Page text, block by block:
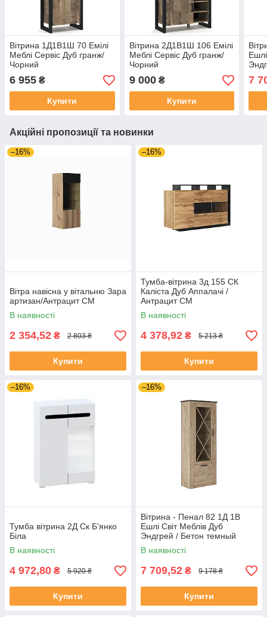
Вітрина 1Д1В1Ш 70 Емілі
Меблі Сервіс Дуб гранж/
Чорний
6 955 ₴
Купити
Вітрина 2Д1В1Ш 106 Емілі
Меблі Сервіс Дуб гранж/
Чорний
9 000₴
Купити
7
Акційні пропозиції та новинки
–16%
Вітра навісна у вітальню Зара
артизан/Антрацит СМ
В наявності
2 354,52 ₴ 2 803 ₴
Купити
–16%
Тумба-вітрина 3д 155 СК
Каліста Дуб Аппалачі /
Антрацит СМ
В наявності
4 378,92 ₴ 5 213 ₴
Купити
–16%
Тумба вітрина 2Д Ск Б'янко
Біла
В наявності
4 972,80 ₴ 5 920 ₴
Купити
–16%
Вітрина - Пенал 82 1Д 1В
Ешлі Світ Меблів Дуб
Эндгрей / Бетон темный
В наявності
7 709,52 ₴ 9 178 ₴
Купити